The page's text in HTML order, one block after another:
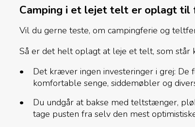
Camping i et lejet telt er oplagt til
Vil du gerne teste, om campingferie og
Så er det helt oplagt at leje et telt, som står
Det kræver ingen investeringer i grej:
komfortable senge, siddemøbler og
Du undgår at bakse med teltstænger,
tage pusten fra selv den mest